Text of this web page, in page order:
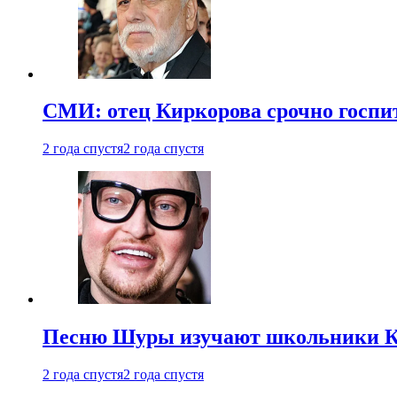
СМИ: отец Киркорова срочно
2 года спустя2 года спустя
Песню Шуры изучают школьники
2 года спустя2 года спустя